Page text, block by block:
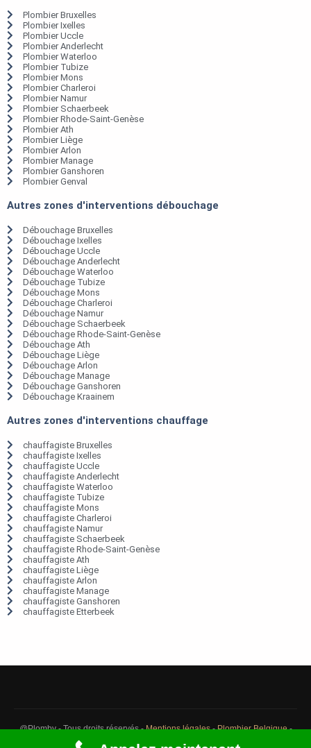
Plombier Bruxelles
Plombier Ixelles
Plombier Uccle
Plombier Anderlecht
Plombier Waterloo
Plombier Tubize
Plombier Mons
Plombier Charleroi
Plombier Namur
Plombier Schaerbeek
Plombier Rhode-Saint-Genèse
Plombier Ath
Plombier Liège
Plombier Arlon
Plombier Manage
Plombier Ganshoren
Plombier Genval
Autres zones d'interventions débouchage
Débouchage Bruxelles
Débouchage Ixelles
Débouchage Uccle
Débouchage Anderlecht
Débouchage Waterloo
Débouchage Tubize
Débouchage Mons
Débouchage Charleroi
Débouchage Namur
Débouchage Schaerbeek
Débouchage Rhode-Saint-Genèse
Débouchage Ath
Débouchage Liège
Débouchage Arlon
Débouchage Manage
Débouchage Ganshoren
Débouchage Kraainem
Autres zones d'interventions chauffage
chauffagiste Bruxelles
chauffagiste Ixelles
chauffagiste Uccle
chauffagiste Anderlecht
chauffagiste Waterloo
chauffagiste Tubize
chauffagiste Mons
chauffagiste Charleroi
chauffagiste Namur
chauffagiste Schaerbeek
chauffagiste Rhode-Saint-Genèse
chauffagiste Ath
chauffagiste Liège
chauffagiste Arlon
chauffagiste Manage
chauffagiste Ganshoren
chauffagiste Etterbeek
@Plomby - Tous droits réservés -Mentions légales-Plombier Belgique-
Débouchage Belgique